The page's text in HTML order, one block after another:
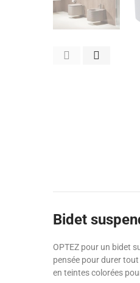
Bidet
OPTEZ pour un bidet
pensée pour durer
en teintes colorées